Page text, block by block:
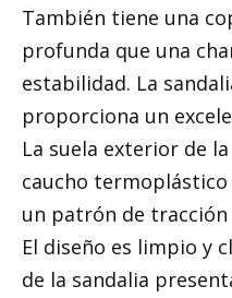
También tiene una
profunda que una
estabilidad. La
proporciona un
La suela exterior de
caucho
un patrón de
El diseño es limpio y
de la sandalia